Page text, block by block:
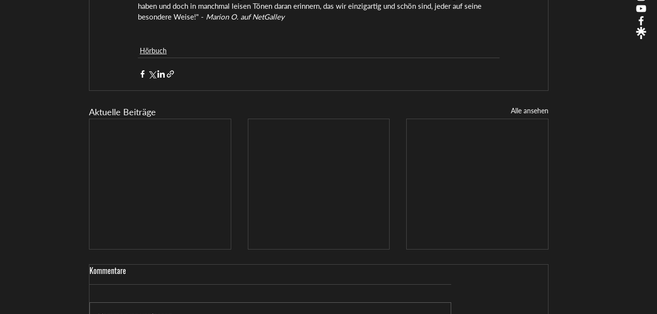
haben und doch in manchmal leisen Tönen daran erinnern, das wir einzigartig und schön sind, jeder auf seine
besondere Weise!" - Marion O. auf NetGalley
Hörbuch
Aktuelle Beiträge Alle ansehen
Kommentare